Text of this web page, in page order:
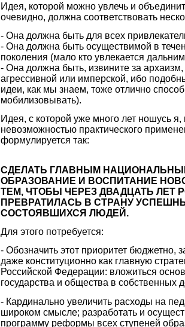
Идея, которой можно увлечь и
очевидно, должна соответствовать
- Она должна быть для всех
- Она должна быть осуществимой в
поколения (мало кто увлекается
- Она должна быть, извините за
агрессивной или имперской, ибо
идеи, как мы знаем, тоже отлично
мобилизовывать).
Идея, с которой уже много лет ношусь я,
невозможностью практического
формулируется так:
СДЕЛАТЬ ГЛАВНЫМ
ОБРАЗОВАНИЕ И ВОСПИТАНИЕ
ТЕМ, ЧТОБЫ ЧЕРЕЗ ДВАДЦАТЬ ЛЕТ
ПРЕВРАТИЛАСЬ В СТРАНУ
СОСТОЯВШИХСЯ ЛЮДЕЙ.
Для этого потребуется:
- Обозначить этот приоритет бюджетно,
даже конституционно как главную
Российской Федерации: вложиться
государства и общества в собственных
- Кардинально увеличить расходы на
широком смысле; разработать и
программу реформы всех ступеней